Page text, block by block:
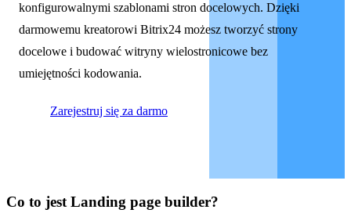
konfigurowalnymi szablonami stron docelowych. Dzięki
darmowemu kreatorowi Bitrix24 możesz tworzyć strony
docelowe i budować witryny wielostronicowe bez
umiejętności kodowania.
Zarejestruj się za darmo
Co to jest Landing page builder?